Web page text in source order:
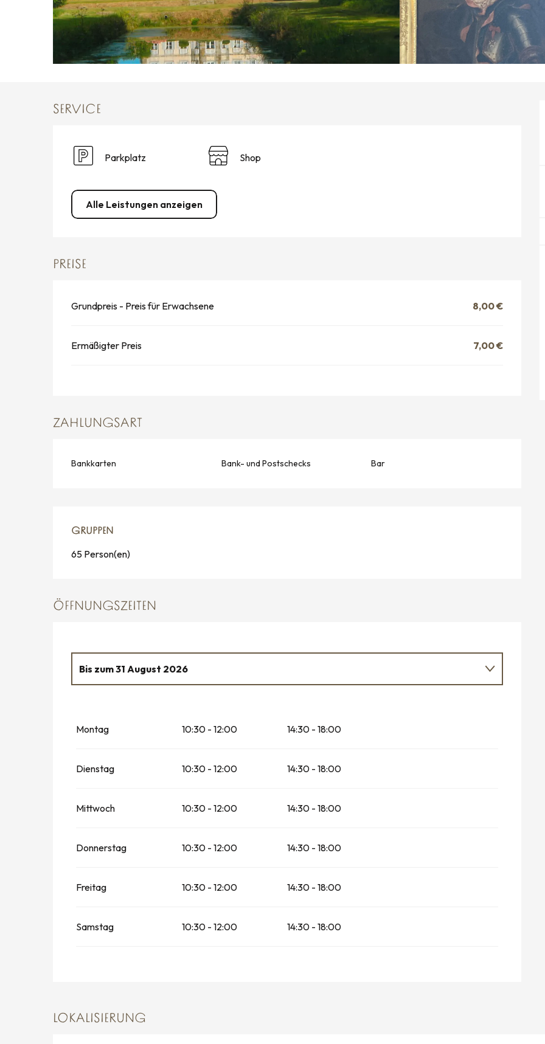
SERVICE
Parkplatz Shop
Alle Leistungen anzeigen
PREISE
Grundpreis - Preis für Erwachsene 8,00 €
Ermäßigter Preis 7,00 €
ZAHLUNGSART
Bankkarten Bank- und Postschecks Bar
GRUPPEN
GRUPPEN
65 Person(en)
ÖFFNUNGSZEITEN
vom13 Juni 2026 bis zum14 Juni 2026
Bis zum31 August 2026
Montag 10:30 - 12:00 14:30 - 18:00
Dienstag 10:30 - 12:00 14:30 - 18:00
Mittwoch 10:30 - 12:00 14:30 - 18:00
Donnerstag 10:30 - 12:00 14:30 - 18:00
Freitag 10:30 - 12:00 14:30 - 18:00
Samstag 10:30 - 12:00 14:30 - 18:00
LOKALISIERUNG